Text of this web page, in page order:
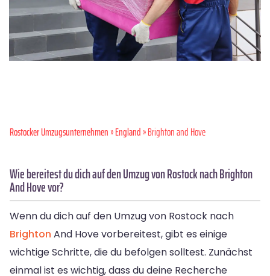
Rostocker Umzugsunternehmen»England» Brighton and Hove
Wie bereitest du dich auf den Umzug von Rostock nach Brighton
And Hove vor?
Wenn du dich auf den Umzug von Rostock nach
Brighton And Hove vorbereitest, gibt es einige
wichtige Schritte, die du befolgen solltest. Zunächst
einmal ist es wichtig, dass du deine Recherche